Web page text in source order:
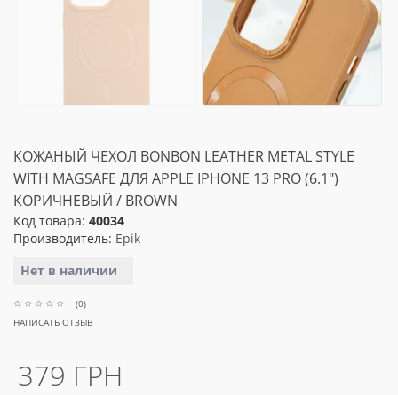
КОЖАНЫЙ ЧЕХОЛ BONBON LEATHER METAL STYLE
WITH MAGSAFE ДЛЯ APPLE IPHONE 13 PRO (6.1")
КОРИЧНЕВЫЙ / BROWN
Код товара: 40034
Производитель: Epik
Нет в наличии
(0)
НАПИСАТЬ ОТЗЫВ
379 ГРН